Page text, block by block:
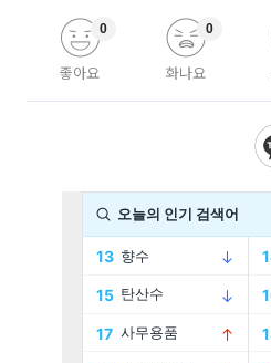
좋아요
0
화나요
0